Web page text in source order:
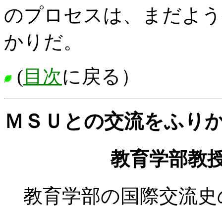
のプロセスは、まだよ
かりだ。
( 目次に戻る）
ＭＳＵとの交流をふり
教育学部教授
教育学部の国際交流